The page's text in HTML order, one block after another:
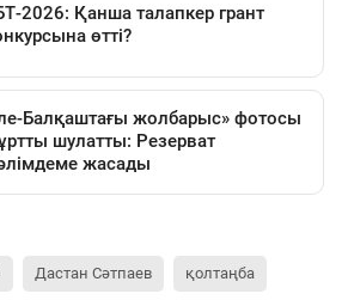
Дастан Сәтпаев қолтаңба